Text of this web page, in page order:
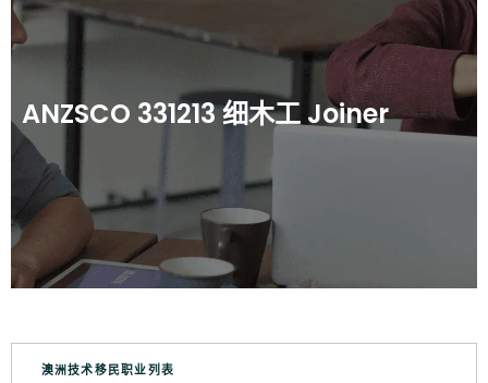
ANZSCO 331213 细木工 Joiner
澳洲技术移民职业列表